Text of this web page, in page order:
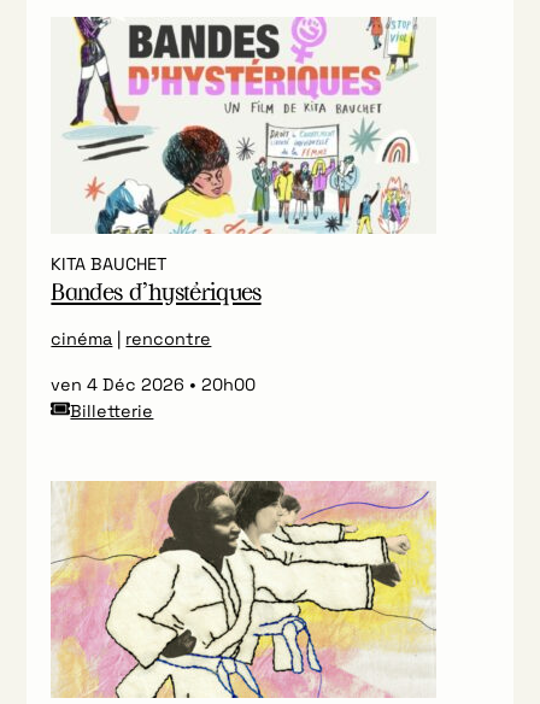
KITA BAUCHET
Bandes d’hystériques
cinéma | rencontre
ven 4 Déc 2026
20h00
Billetterie